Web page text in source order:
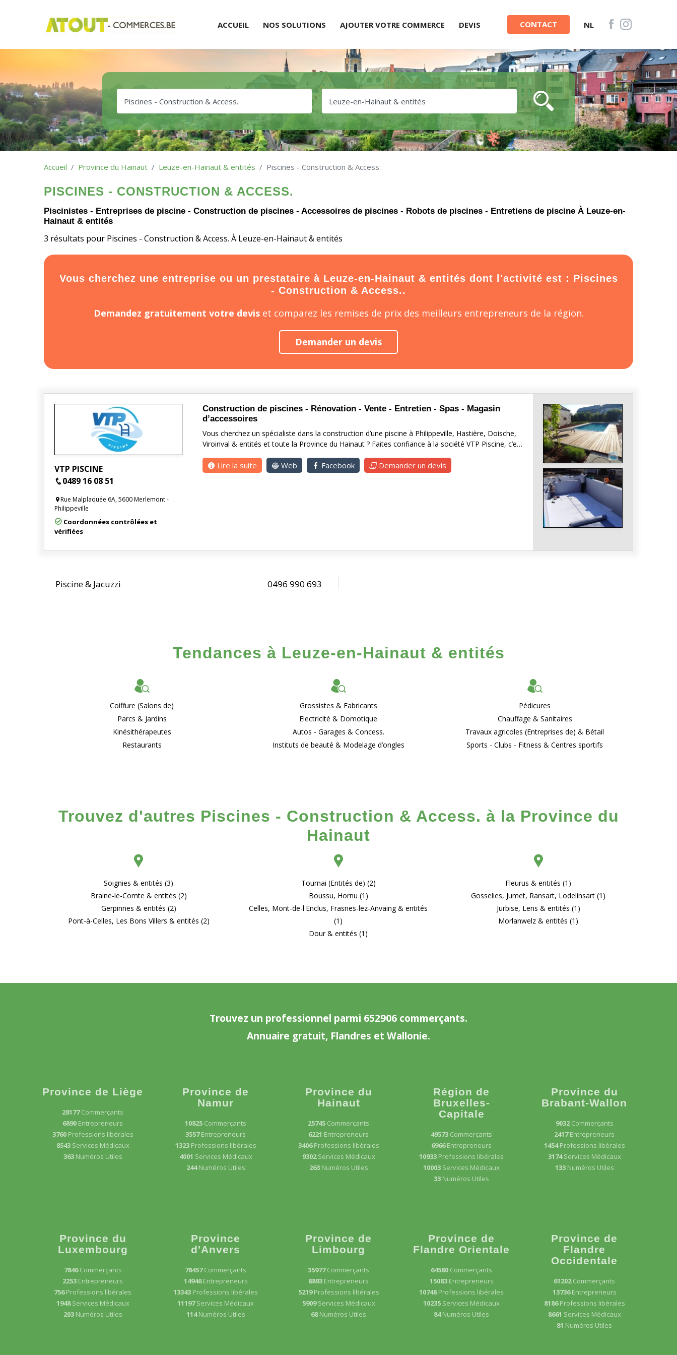
ACCUEIL NOS SOLUTIONS AJOUTER VOTRE COMMERCE DEVIS CONTACT NL
Accueil Province du Hainaut Leuze-en-Hainaut & entités Piscines - Construction & Access.
PISCINES - CONSTRUCTION & ACCESS.
Piscinistes - Entreprises de piscine - Construction de piscines - Accessoires de piscines - Robots de piscines - Entretiens de piscine À Leuze-en-
Hainaut & entités
3 résultats pour Piscines - Construction & Access. À Leuze-en-Hainaut & entités
Vous cherchez une entreprise ou un prestataire à Leuze-en-Hainaut & entités dont l'activité est : Piscines
- Construction & Access..
Demandez gratuitement votre deviset comparez les remises de prix des meilleurs entrepreneurs de la région.
Demander un devis
VTP PISCINE
0489 16 08 51
Rue Malplaquée 6A, 5600 Merlemont -
Philippeville
Coordonnées contrôlées et
vérifiées
Construction de piscines - Rénovation - Vente - Entretien - Spas - Magasin
d’accessoires
Vous cherchez un spécialiste dans la construction d’une piscine à Philippeville, Hastière, Doische,
Viroinval & entités et toute la Province du Hainaut ? Faites confiance à la société VTP Piscine, c’e…
Lire la suite Web Facebook Demander un devis
Piscine & Jacuzzi 0496 990 693
Tendances à Leuze-en-Hainaut & entités
Coiffure (Salons de)
Parcs & Jardins
Kinésithérapeutes
Restaurants
Grossistes & Fabricants
Electricité & Domotique
Autos - Garages & Concess.
Instituts de beauté & Modelage d’ongles
Pédicures
Chauffage & Sanitaires
Travaux agricoles (Entreprises de) & Bétail
Sports - Clubs - Fitness & Centres sportifs
Trouvez d'autres Piscines - Construction & Access. à la Province du
Hainaut
Soignies & entités (3)
Braine-le-Comte & entités (2)
Gerpinnes & entités (2)
Pont-à-Celles, Les Bons Villers & entités (2)
Tournai (Entités de) (2)
Boussu, Hornu (1)
Celles, Mont-de-l'Enclus, Frasnes-lez-Anvaing & entités
(1)
Dour & entités (1)
Fleurus & entités (1)
Gosselies, Jumet, Ransart, Lodelinsart (1)
Jurbise, Lens & entités (1)
Morlanwelz & entités (1)
Trouvez un professionnel parmi 652906 commerçants.
Annuaire gratuit, Flandres et Wallonie.
Province de Liège
28177Commerçants
6890 Entrepreneurs
3760 Professions libérales
8543 Services Médicaux
363 Numéros Utiles
Province de
Namur
10825 Commerçants
3557Entrepreneurs
1323 Professions libérales
4001 Services Médicaux
244Numéros Utiles
Province du
Hainaut
25745 Commerçants
6221 Entrepreneurs
3406Professions libérales
9302Services Médicaux
263 Numéros Utiles
Région de
Bruxelles-
Capitale
49573 Commerçants
6966Entrepreneurs
10933 Professions libérales
10003 Services Médicaux
33 Numéros Utiles
Province du
Brabant-Wallon
9032Commerçants
2417Entrepreneurs
1454Professions libérales
3174Services Médicaux
133 Numéros Utiles
Province du
Luxembourg
7846Commerçants
2253 Entrepreneurs
756Professions libérales
1948Services Médicaux
203 Numéros Utiles
Province
d'Anvers
78457Commerçants
14946Entrepreneurs
13343 Professions libérales
11197Services Médicaux
114Numéros Utiles
Province de
Limbourg
35977Commerçants
8893 Entrepreneurs
5219Professions libérales
5909Services Médicaux
68Numéros Utiles
Province de
Flandre Orientale
64580 Commerçants
15083 Entrepreneurs
10748Professions libérales
10235 Services Médicaux
84Numéros Utiles
Province de
Flandre
Occidentale
61202Commerçants
13736Entrepreneurs
8186Professions libérales
8661 Services Médicaux
81 Numéros Utiles